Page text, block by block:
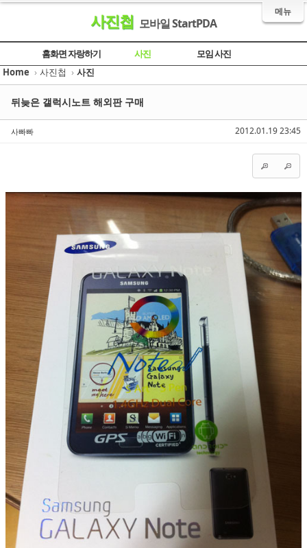
메뉴
사진첩 모바일 StartPDA
홈화면 자랑하기 사진
모임 사진
Home › 사진첩 › 사진
2012.01.19 23:45
뒤늦은 갤럭시노트 해외판 구매
사빠빠
Sketchbook5, 스케치북5
Sketchbook5, 스케치북5
Sketchbook5, 스케치북5
Sketchbook5, 스케치북5